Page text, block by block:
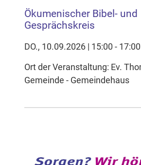
Ökumenischer Bibel- und
Gesprächskreis
DO., 10.09.2026 | 15:00 -
Ort der Veranstaltung: Ev.
Gemeinde - Gemeindehaus